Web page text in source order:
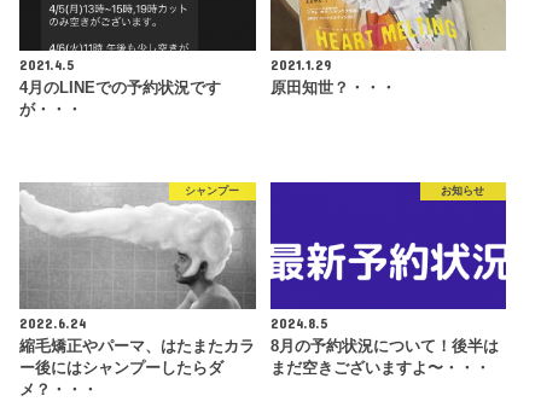
2021.4.5
4月のLINEでの予約状況です
が・・・
2021.1.29
原田知世？・・・
シャンプー
2022.6.24
縮毛矯正やパーマ、はたまたカラ
ー後にはシャンプーしたらダ
メ？・・・
お知らせ
2024.8.5
8月の予約状況について！後半は
まだ空きございますよ〜・・・